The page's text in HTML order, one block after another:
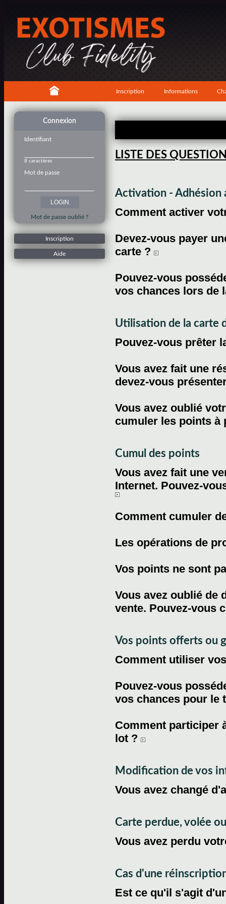
Inscription Informations
Connexion
Identifiant
8 caractères
Mot de passe
Mot de passe oublié ?
Inscription
Aide
LISTE DES
Activation - Adhésion
Comment activer
Devez-vous payer
carte ?
Pouvez-vous
vos chances lors de
Utilisation de la carte
Pouvez-vous prêter
Vous avez fait une
devez-vous
Vous avez oublié
cumuler les points
Cumul des points
Vous avez fait une
Internet. Pouvez-
Comment cumuler
Les opérations de
Vos points ne sont
Vous avez oublié de
vente. Pouvez-vous
Vos points offerts ou
Comment utiliser
Pouvez-vous
vos chances pour le
Comment participer
lot ?
Modification de vos
Vous avez changé
Carte perdue, volée
Vous avez perdu
Cas d'une
Est ce qu'il s'agit